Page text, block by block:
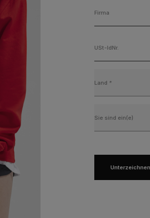
Firma
USt-IdNr.
Land *
Sie sind ein(e)